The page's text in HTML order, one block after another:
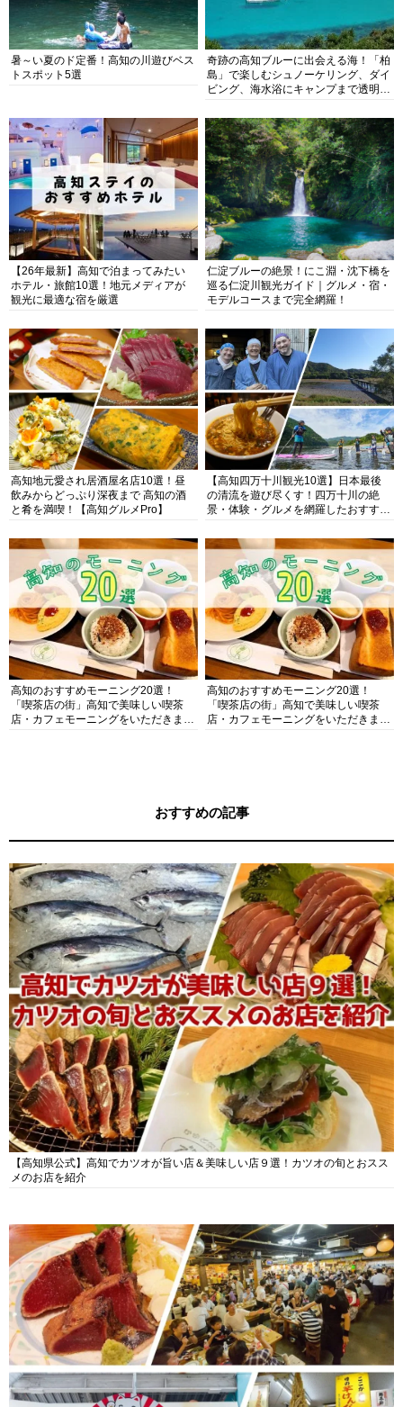
暑～い夏のド定番！高知の川遊びベス
トスポット5選
奇跡の高知ブルーに出会える海！「柏
島」で楽しむシュノーケリング、ダイ
ビング、海水浴にキャンプまで透明度
【26年最新】高知で泊まってみたい
ホテル・旅館10選！地元メディアが
観光に最適な宿を厳選
仁淀ブルーの絶景！にこ淵・沈下橋を
巡る仁淀川観光ガイド｜グルメ・宿・
モデルコースまで完全網羅！
高知地元愛され居酒屋名店10選！昼
飲みからどっぷり深夜まで 高知の酒
と肴を満喫！【高知グルメPro】
【高知四万十川観光10選】日本最後
の清流を遊び尽くす！四万十川の絶
景・体験・グルメを網羅したおすすめ
高知のおすすめモーニング20選！
「喫茶店の街」高知で美味しい喫茶
店・カフェモーニングをいただきま
高知のおすすめモーニング20選！
「喫茶店の街」高知で美味しい喫茶
店・カフェモーニングをいただきま
おすすめの記事
【高知県公式】高知でカツオが旨い店＆美味しい店９選！カツオの旬とおスス
メのお店を紹介